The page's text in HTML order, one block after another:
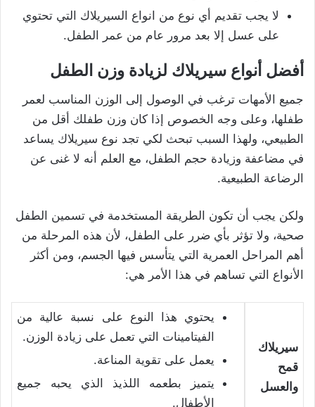
لا يجب تقديم أي نوع من انواع السيريلاك التي تحتوي
على عسل إلا بعد مرور عام من عمر الطفل.
أفضل أنواع سيريلاك لزيادة وزن الطفل
جميع الأمهات ترغب في الوصول إلى الوزن المناسب لعمر
طفلها، وعلى وجه الخصوص إذا كان وزن طفلك أقل من
الطبيعي، ولهذا السبب تبحث لكي تجد نوع سيريلاك يساعد
في مضاعفة وزيادة حجم الطفل، مع العلم أنه لا غنى عن
الرضاعة الطبيعية.
ولكن يجب أن تكون الطريقة المستخدمة في تسمين الطفل
صحية، ولا تؤثر بأي ضرر على الطفل، لأن هذه المرحلة من
أهم المراحل العمرية التي يتأسس فيها الجسم، ومن أكثر
الأنواع التي تساهم في هذا الأمر هي:
سيريلاك
قمح
والعسل
يحتوي هذا النوع على نسبة عالية من
الفيتامينات التي تعمل على زيادة الوزن.
يعمل على تقوية المناعة.
يتميز بطعمه اللذيذ الذي يحبه جميع
الأطفال.